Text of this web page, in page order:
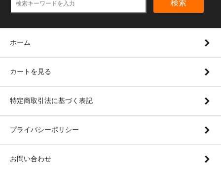
検索
ホーム
カートを見る
特定商取引法に基づく表記
プライバシーポリシー
お問い合わせ